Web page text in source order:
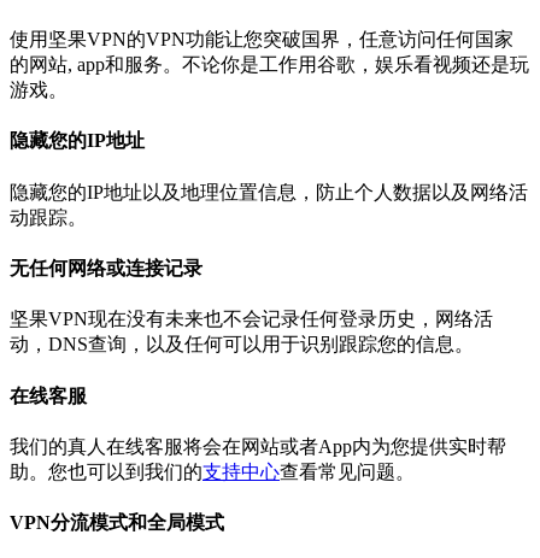
使用坚果VPN的VPN功能让您突破国界，任意访问任何国家
的网站, app和服务。不论你是工作用谷歌，娱乐看视频还是玩
游戏。
隐藏您的IP地址
隐藏您的IP地址以及地理位置信息，防止个人数据以及网络活
动跟踪。
无任何网络或连接记录
坚果VPN现在没有未来也不会记录任何登录历史，网络活
动，DNS查询，以及任何可以用于识别跟踪您的信息。
在线客服
我们的真人在线客服将会在网站或者App内为您提供实时帮
助。您也可以到我们的支持中心查看常见问题。
VPN分流模式和全局模式